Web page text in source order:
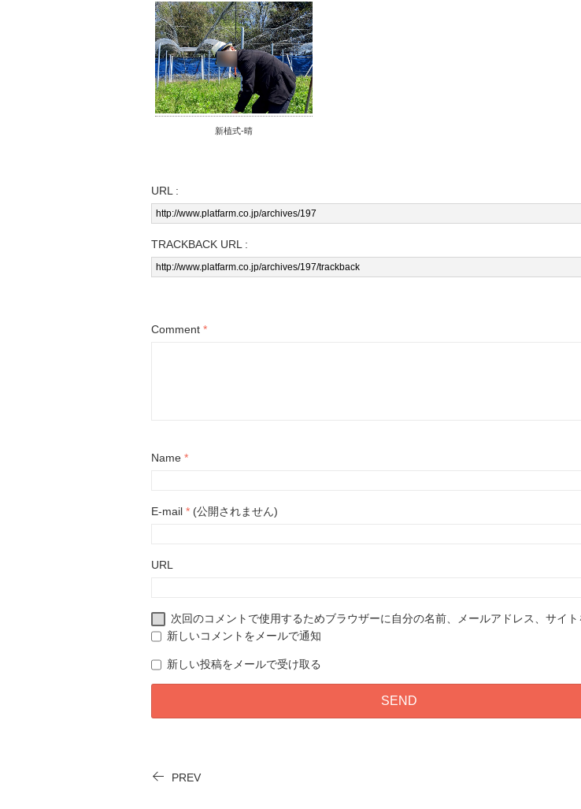
新植式-晴
URL :
TRACKBACK URL :
Comment *
Name *
E-mail * (公開されません)
URL
次回のコメントで使用するためブラウザーに自分の名前、メールアドレス、サイト
新しいコメントをメールで通知
新しい投稿をメールで受け取る
PREV